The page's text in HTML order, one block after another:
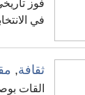
فوز
في
ثقافة,
القات